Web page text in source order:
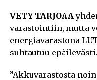
VETY TARJOAA
varastointiin, mutta
energiavarastona
suhtautuu epäilevästi.
”Akkuvarastosta